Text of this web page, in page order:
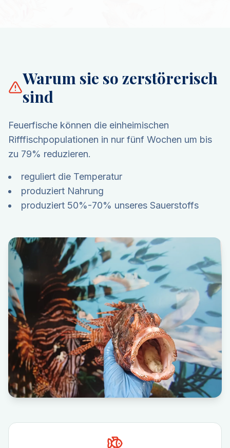
Warum sie so zerstörerisch
sind
Feuerfische können die einheimischen
Rifffischpopulationen in nur fünf Wochen um bis
zu 79% reduzieren.
reguliert die Temperatur
produziert Nahrung
produziert 50%-70% unseres Sauerstoffs